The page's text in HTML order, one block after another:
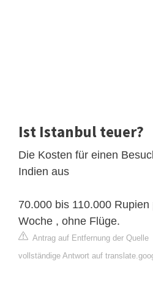
Ist Istanbul teuer?
Die Kosten für einen
Indien aus
70.000 bis 110.000
Woche , ohne Flüge.
Antrag auf Entfernung der Quelle
vollständige Antwort auf